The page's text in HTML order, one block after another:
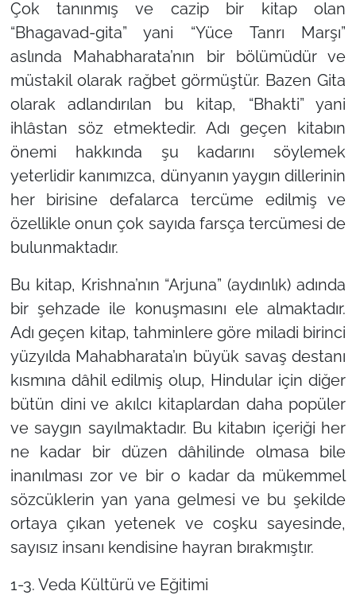
Çok tanınmış ve cazip bir kitap olan
“Bhagavad-gita” yani “Yüce Tanrı Marşı”
aslında Mahabharata’nın bir bölümüdür ve
müstakil olarak rağbet görmüştür. Bazen Gita
olarak adlandırılan bu kitap, “Bhakti” yani
ihlâstan söz etmektedir. Adı geçen kitabın
önemi hakkında şu kadarını söylemek
yeterlidir kanımızca, dünyanın yaygın dillerinin
her birisine defalarca tercüme edilmiş ve
özellikle onun çok sayıda farsça tercümesi de
bulunmaktadır.
Bu kitap, Krishna’nın “Arjuna” (aydınlık) adında
bir şehzade ile konuşmasını ele almaktadır.
Adı geçen kitap, tahminlere göre miladi birinci
yüzyılda Mahabharata’ın büyük savaş destanı
kısmına dâhil edilmiş olup, Hindular için diğer
bütün dini ve akılcı kitaplardan daha popüler
ve saygın sayılmaktadır. Bu kitabın içeriği her
ne kadar bir düzen dâhilinde olmasa bile
inanılması zor ve bir o kadar da mükemmel
sözcüklerin yan yana gelmesi ve bu şekilde
ortaya çıkan yetenek ve coşku sayesinde,
sayısız insanı kendisine hayran bırakmıştır.
1-3. Veda Kültürü ve Eğitimi